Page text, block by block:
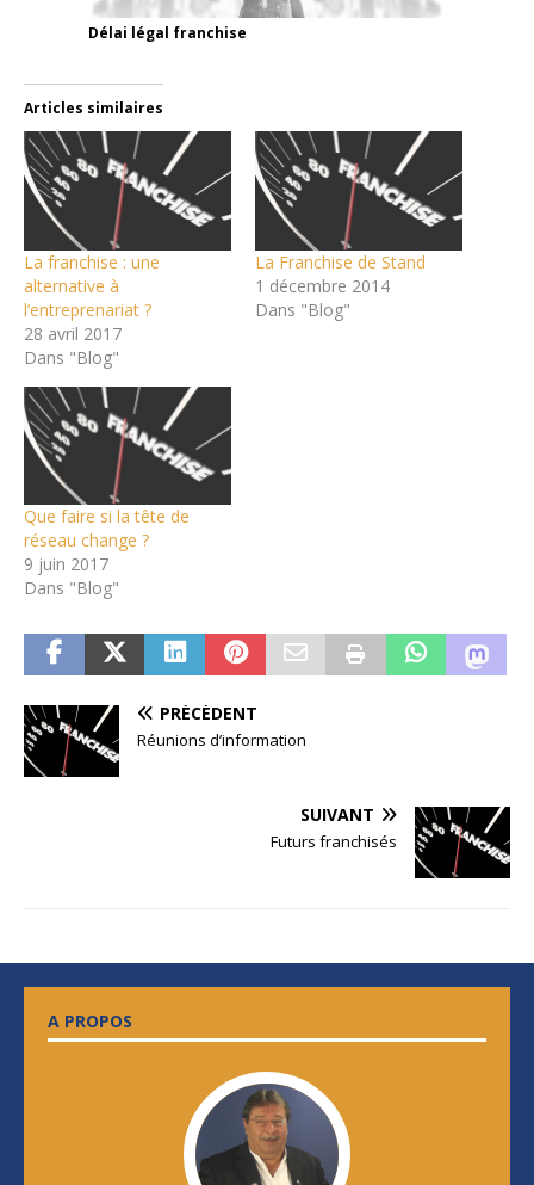
Délai légal franchise
Articles similaires
La franchise : une
alternative à
l’entreprenariat ?
28 avril 2017
Dans "Blog"
La Franchise de Stand
1 décembre 2014
Dans "Blog"
Que faire si la tête de
réseau change ?
9 juin 2017
Dans "Blog"
PRÉCÉDENT
Réunions d’information
SUIVANT
Futurs franchisés
A PROPOS